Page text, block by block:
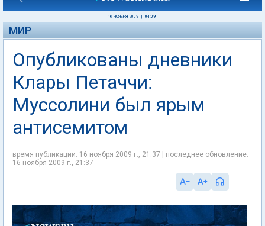
16 НОЯБРЯ 2009 04:09
МИР
Опубликованы дневники
Клары Петаччи:
Муссолини был ярым
антисемитом
время публикации: 16 ноября 2009 г., 21:37 | последнее обновление:
16 ноября 2009 г., 21:37